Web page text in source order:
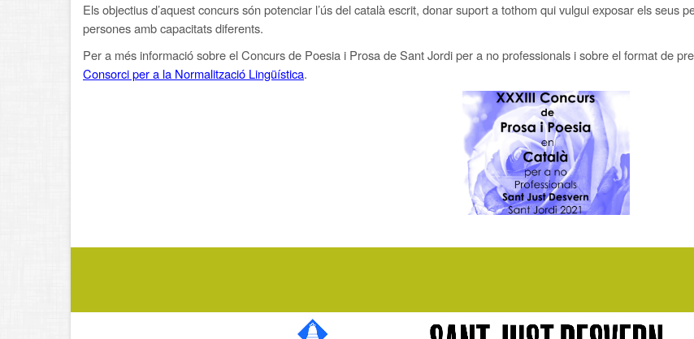
Els objectius d’aquest concurs són potenciar l’ús del català escrit, donar suport a tothom qui vulgui exposar els seus
persones amb capacitats diferents.
Per a més informació sobre el Concurs de Poesia i Prosa de Sant Jordi per a no professionals i sobre el format de
Consorci per a la Normalització Lingüística.